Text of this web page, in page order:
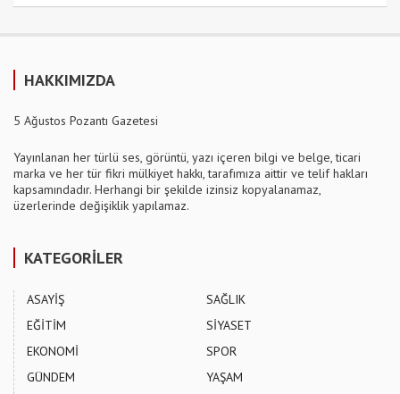
HAKKIMIZDA
5 Ağustos Pozantı Gazetesi
Yayınlanan her türlü ses, görüntü, yazı içeren bilgi ve belge, ticari
marka ve her tür fikri mülkiyet hakkı, tarafımıza aittir ve telif hakları
kapsamındadır. Herhangi bir şekilde izinsiz kopyalanamaz,
üzerlerinde değişiklik yapılamaz.
KATEGORİLER
ASAYİŞ
EĞİTİM
EKONOMİ
GÜNDEM
SAĞLIK
SİYASET
SPOR
YAŞAM